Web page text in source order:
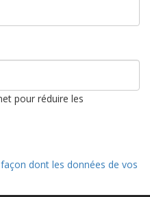
pour réduire les
dont les données de vos